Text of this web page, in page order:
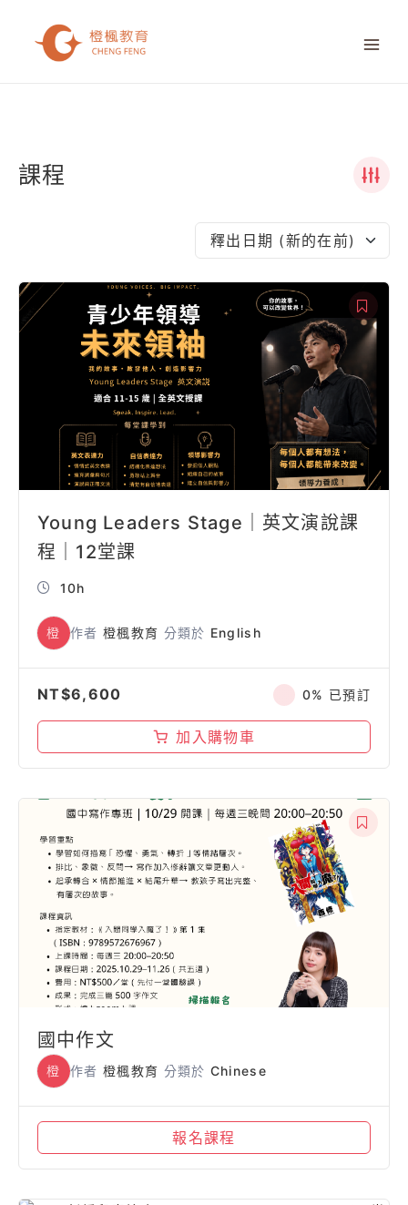
課程
Young Leaders Stage｜英文演說課
程｜12堂課
10h
橙 作者 橙楓教育 分類於 English
NT$6,600 0% 已預訂
加入購物車
國中作文
橙 作者 橙楓教育 分類於 Chinese
報名課程